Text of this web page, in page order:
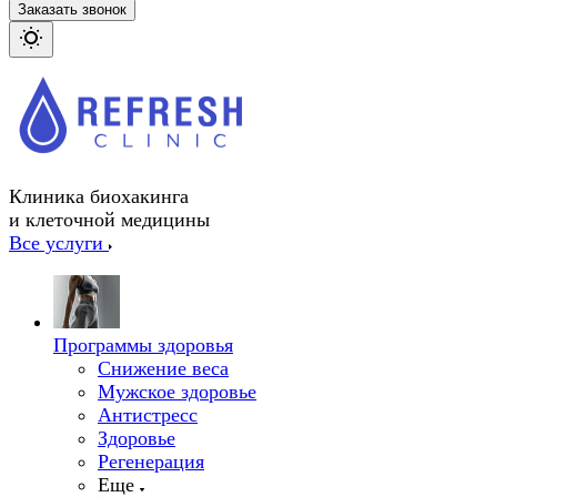
Заказать звонок
Клиника биохакинга
и клеточной медицины
Все услуги
Программы здоровья
Снижение веса
Мужское здоровье
Антистресс
Здоровье
Регенерация
Еще